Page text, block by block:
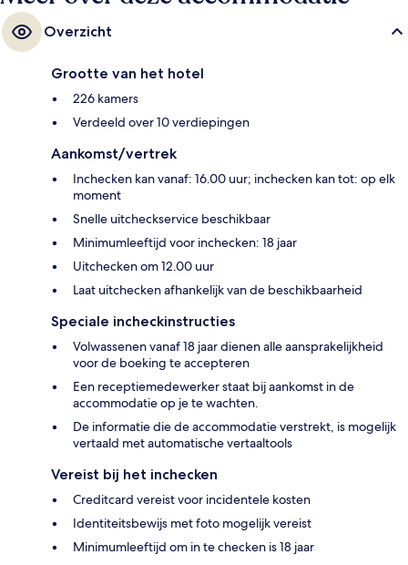
Overzicht
Grootte van het hotel
226 kamers
Verdeeld over 10 verdiepingen
Aankomst/vertrek
Inchecken kan vanaf: 16.00 uur; inchecken kan tot: op elk
moment
Snelle uitcheckservice beschikbaar
Minimumleeftijd voor inchecken: 18 jaar
Uitchecken om 12.00 uur
Laat uitchecken afhankelijk van de beschikbaarheid
Speciale incheckinstructies
Volwassenen vanaf 18 jaar dienen alle aansprakelijkheid
voor de boeking te accepteren
Een receptiemedewerker staat bij aankomst in de
accommodatie op je te wachten.
De informatie die de accommodatie verstrekt, is mogelijk
vertaald met automatische vertaaltools
Vereist bij het inchecken
Creditcard vereist voor incidentele kosten
Identiteitsbewijs met foto mogelijk vereist
Minimumleeftijd om in te checken is 18 jaar